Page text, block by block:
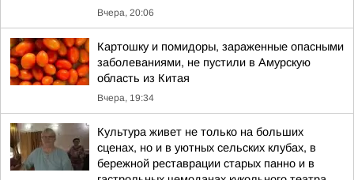
Вчера, 20:06
Картошку и помидоры, зараженные опасными
заболеваниями, не пустили в Амурскую
область из Китая
Вчера, 19:34
Культура живет не только на больших
сценах, но и в уютных сельских клубах, в
бережной реставрации старых панно и в